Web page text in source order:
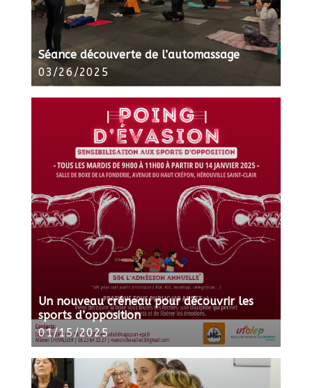
Séance découverte de l’automassage
03/26/2025
Un nouveau créneau pour découvrir les
sports d’opposition
01/15/2025